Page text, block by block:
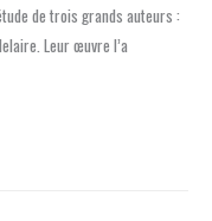
de trois grands auteurs :
Leur œuvre l’a